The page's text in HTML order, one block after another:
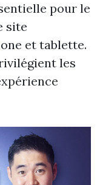
pour le
site
et tablette.
les